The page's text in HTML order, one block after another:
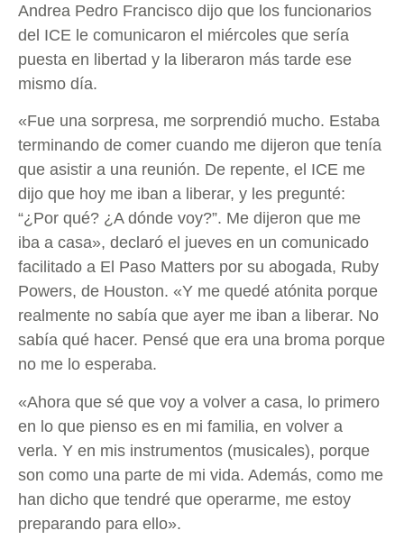
Andrea Pedro Francisco dijo que los funcionarios
del ICE le comunicaron el miércoles que sería
puesta en libertad y la liberaron más tarde ese
mismo día.
«Fue una sorpresa, me sorprendió mucho. Estaba
terminando de comer cuando me dijeron que tenía
que asistir a una reunión. De repente, el ICE me
dijo que hoy me iban a liberar, y les pregunté:
“¿Por qué? ¿A dónde voy?”. Me dijeron que me
iba a casa», declaró el jueves en un comunicado
facilitado a El Paso Matters por su abogada, Ruby
Powers, de Houston. «Y me quedé atónita porque
realmente no sabía que ayer me iban a liberar. No
sabía qué hacer. Pensé que era una broma porque
no me lo esperaba.
«Ahora que sé que voy a volver a casa, lo primero
en lo que pienso es en mi familia, en volver a
verla. Y en mis instrumentos (musicales), porque
son como una parte de mi vida. Además, como me
han dicho que tendré que operarme, me estoy
preparando para ello».